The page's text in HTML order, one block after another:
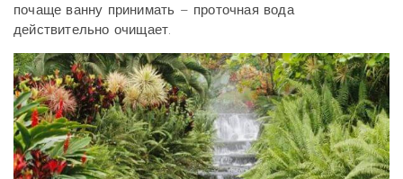
почаще ванну принимать – проточная вода
действительно очищает.